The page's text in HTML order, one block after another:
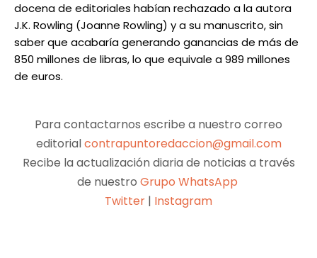
docena de editoriales habían rechazado a la autora
J.K. Rowling (Joanne Rowling) y a su manuscrito, sin
saber que acabaría generando ganancias de más de
850 millones de libras, lo que equivale a 989 millones
de euros.
Para contactarnos escribe a nuestro correo
editorialcontrapuntoredaccion@gmail.com
Recibe la actualización diaria de noticias a través
de nuestro Grupo WhatsApp
Twitter | Instagram